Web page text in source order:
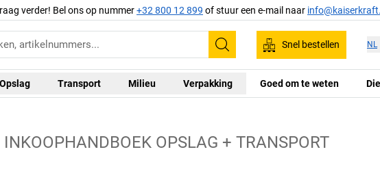
verder! Bel ons op nummer+32 800 12 899 of stuur een e-mail naar
Zoeken
Snel bestellen NL
Opslag Transport Milieu Verpakking Goed om te weten
INKOOPHANDBOEK OPSLAG + TRANSPORT